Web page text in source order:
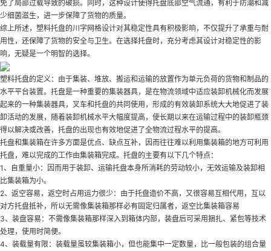
免了局部过载导致的破损。同时，这种设计使得托盘底部空气流通，有利于防潮和减
少细菌滋生，进一步保障了货物的质量。
综上所述，塑料托盘的川字网格设计对其稳定性具有积极影响，不仅提升了承重与耐
用性，还保障了货物的安全与卫生。在选择托盘时，充分考虑其设计对稳定性的影
响，无疑是一个明智的选择。
塑料托盘的定义：由于集装、堆放、搬运和运输的放置作为单元负荷的货物和制品的
水平平台装置。托盘是一种重要的集装器具，是在物流领域中适应装卸机械化而发展
起来的一种集装器具，叉车和托盘的共同使用，形成的有效装卸系统大大地促进了装
卸活动的发展，随着装卸机械水平大幅度提高，使长期以来在运输过程中的装卸瓶颈
得以解决或改善，托盘的出现也有效地促进了全物流过程水平的提高。
托盘和集装箱在许多方面是优点、缺点互补，因而往往难以利用集装箱的地方可利用
托盘，难以完成的工作由集装箱完成。托盘的主要有以下几个特点：
1、自重量小：因而用于装卸、运输托盘本身所消耗的劳动较小，无效运输及装卸相
比集装箱为小。
2、返空容易，返空时占用运力很少：由于托盘造价不高，又很容易互相代用，互以
对方托盘抵补，所以无需像集装箱那样必有固定归属者，返空比集装箱容易
3、装盘容易：不需像集装箱那样深入到箱体内部，装盘后可采用捆扎、紧包等技术
处理，使用时简便。
4、装载量有限：装载量虽较集装箱小，但也能集中一定数量，比一般包装的组合量